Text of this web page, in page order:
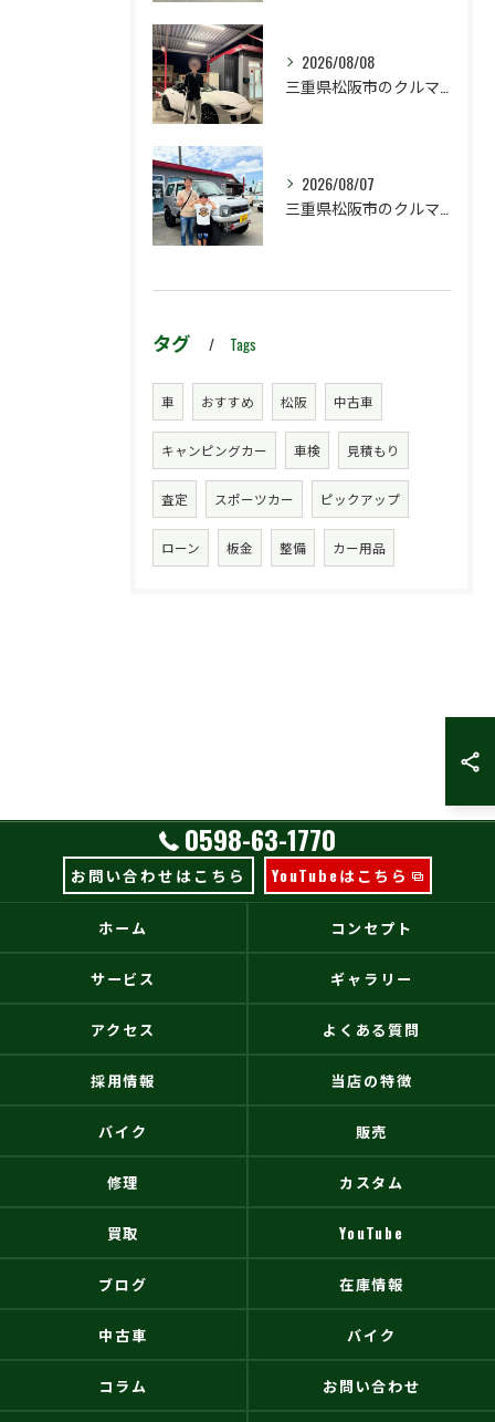
2026/08/08
2026/08/07
タグ Tags
車 おすすめ 松阪 中古車
キャンピングカー 車検 見積もり
査定 スポーツカー ピックアップ
ローン 板金 整備 カー用品
0598-63-1770
お問い合わせはこちら YouTubeはこちら
ホーム コンセプト
サービス ギャラリー
アクセス よくある質問
採用情報 当店の特徴
バイク 販売
修理 カスタム
買取 YouTube
ブログ 在庫情報
中古車 バイク
コラム お問い合わせ